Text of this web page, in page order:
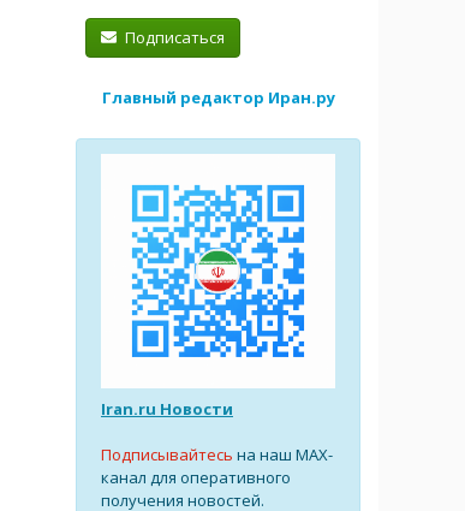
Подписаться
Главный редактор Иран.ру
Iran.ru Новости
Подписывайтесь на наш MAX-
канал для оперативного
получения новостей.